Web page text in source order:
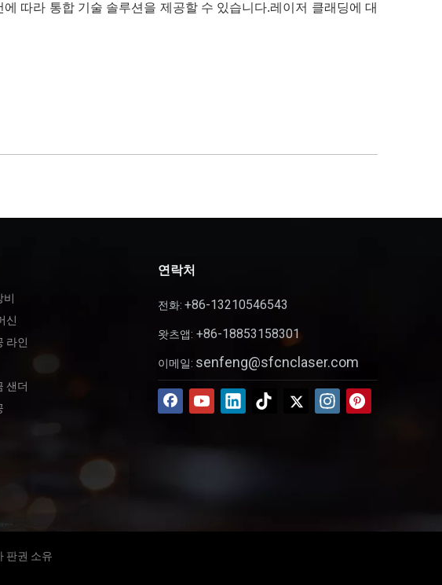
따라 통합 기술 솔루션을 제공할 수 있습니다.레이저 클래딩에 대
비
신
라인
샌더
연락처
전화: +86-13210546543
왓츠앱: +86-18853158301
이메일: senfeng@sfcnclaser.com
판권 소유